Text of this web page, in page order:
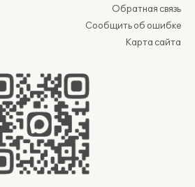
Обратная связь
Сообщить об ошибке
Карта сайта